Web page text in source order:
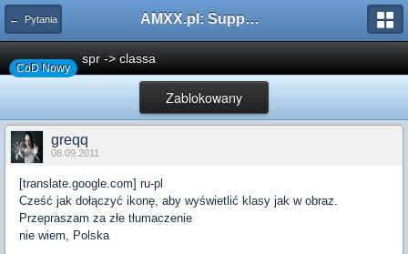
← Pytania AMXX.pl: Support AMX Mod X i SourceMod
CoD Nowy
spr -> classa
Zablokowany
greqq
08.09.2011
[translate.google.com] ru-pl
Cześć jak dołączyć ikonę, aby wyświetlić klasy jak w obraz.
Przepraszam za złe tłumaczenie
nie wiem, Polska